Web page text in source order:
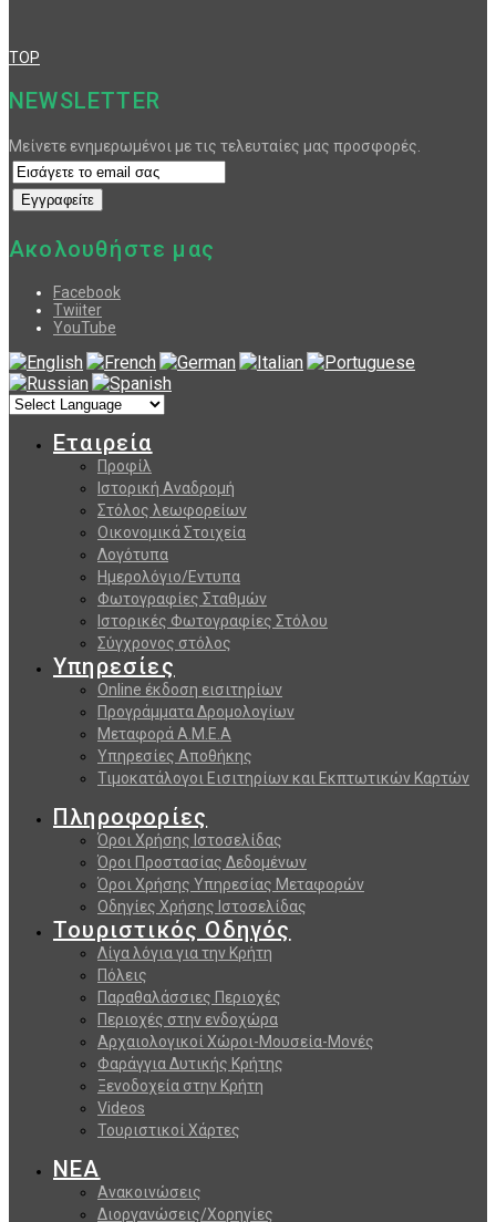
TOP
NEWSLETTER
Μείνετε ενημερωμένοι με τις τελευταίες μας προσφορές.
Ακολουθήστε μας
Facebook
Twiiter
YouTube
Εταιρεία
Προφίλ
Ιστορική Αναδρομή
Στόλος λεωφορείων
Οικονομικά Στοιχεία
Λογότυπα
Ημερολόγιο/Εντυπα
Φωτογραφίες Σταθμών
Ιστορικές Φωτογραφίες Στόλου
Σύγχρονος στόλος
Υπηρεσίες
Online έκδοση εισιτηρίων
Προγράμματα Δρομολογίων
Μεταφορά Α.Μ.Ε.Α
Υπηρεσίες Αποθήκης
Τιμοκατάλογοι Εισιτηρίων και Εκπτωτικών Καρτών
Πληροφορίες
Όροι Χρήσης Ιστοσελίδας
Όροι Προστασίας Δεδομένων
Όροι Χρήσης Υπηρεσίας Μεταφορών
Οδηγίες Χρήσης Ιστοσελίδας
Τουριστικός Οδηγός
Λίγα λόγια για την Κρήτη
Πόλεις
Παραθαλάσσιες Περιοχές
Περιοχές στην ενδοχώρα
Αρχαιολογικοί Χώροι-Μουσεία-Μονές
Φαράγγια Δυτικής Κρήτης
Ξενοδοχεία στην Κρήτη
Videos
Τουριστικοί Χάρτες
ΝΕΑ
Ανακοινώσεις
Διοργανώσεις/Χορηγίες